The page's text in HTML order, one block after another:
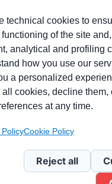
PMI.
di
19
By
Disclaimer
technical cookies to
functioning of the site
analytical and profiling
how you use our
a personalized
all cookies, decline them,
at any time.
PolicyCookie Policy
Reject all